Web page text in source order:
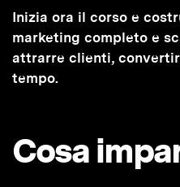
Inizia ora il corso e
marketing completo e
attrarre clienti,
tempo.
Cosa